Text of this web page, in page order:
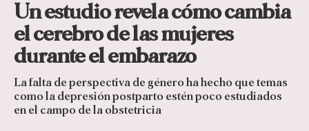
Un estudio revela cómo cambia
el cerebro de las mujeres
durante el embarazo
La falta de perspectiva de género ha hecho que temas
como la depresión postparto estén poco estudiados
en el campo de la obstetricia